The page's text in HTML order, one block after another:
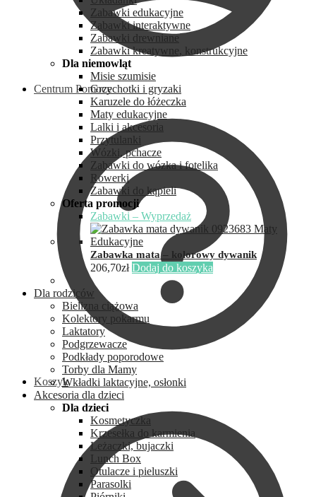
Centrum Pomocy
Koszyk
Zabawki edukacyjne
Zabawki interaktywne
Zabawki drewniane
Zabawki kreatywne, konstrukcyjne
Dla niemowląt
Misie szumisie
Grzechotki i gryzaki
Karuzele do łóżeczka
Maty edukacyjne
Lalki i akcesoria
Przytulanki
Wózki, pchacze
Zabawki do wózka i fotelika
Rowerki
Zabawki do kąpieli
Oferta promocji
Zabawki – Wyprzedaż
Zabawka mata – kolorowy dywanik
206,70zł Dodaj do koszyka
Dla rodziców
Bielizna ciążowa
Kolektory pokarmu
Laktatory
Podgrzewacze
Podkłady poporodowe
Torby dla Mamy
Wkładki laktacyjne, osłonki
Akcesoria dla dzieci
Dla dzieci
Kosmetyczka
Krzesełka do karmienia
Leżaczki, bujaczki
Lunch Box
Otulacze i pieluszki
Parasolki